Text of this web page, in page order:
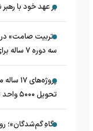
بر عهد خود با
«تربیت صامت»
سه دوره ۷ ساله برای تربیت کودک
تحویل ۵۰۰۰ واحد تا پایان سال
«گاهِ گم‌شدگان»؛